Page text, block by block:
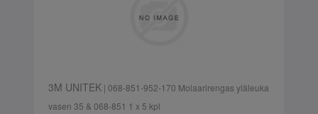
3M UNITEK| 068-851-952-170 Molaarirengas yläleuka
vasen 35 & 068-851 1 x 5 kpl